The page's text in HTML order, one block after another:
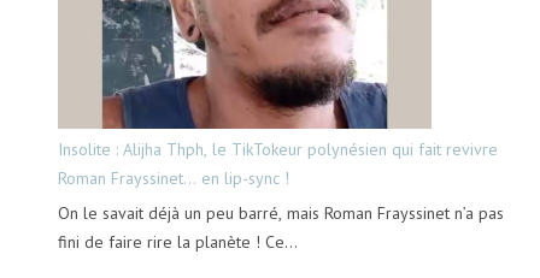
Insolite : Alijha Thph, le TikTokeur polynésien qui fait revivre
Roman Frayssinet… en lip-sync !
On le savait déjà un peu barré, mais Roman Frayssinet n’a pas
fini de faire rire la planète ! Ce…